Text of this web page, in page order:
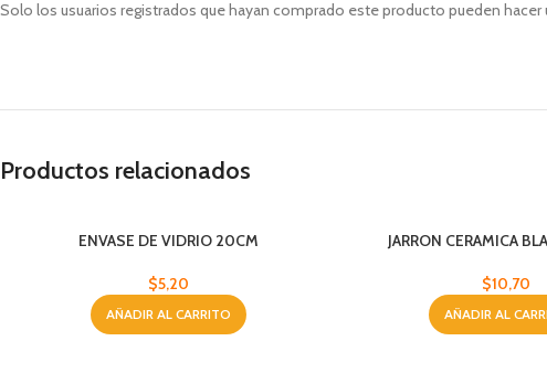
Solo los usuarios registrados que hayan comprado este producto pueden hacer
Productos relacionados
ENVASE DE VIDRIO 20CM
$5,20
AÑADIR AL CARRITO
JARRON CERAMICA
$10,70
AÑADIR AL